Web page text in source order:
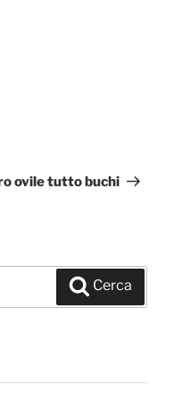
ovile tutto buchi
Cerca